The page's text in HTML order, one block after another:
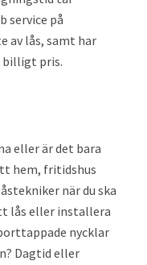
service på
av lås, samt har
billigt pris.
eller är det bara
hem, fritidshus
när du ska
lås eller installera
nycklar
Dagtid eller